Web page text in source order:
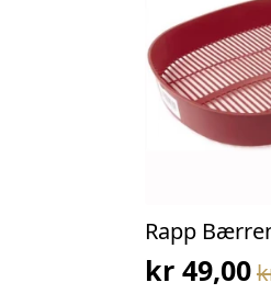
Rapp
kr 49,00